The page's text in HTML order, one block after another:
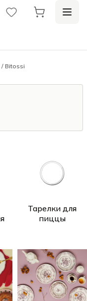
/ Bitossi
Тарелки для
пиццы